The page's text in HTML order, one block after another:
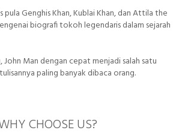
pula Genghis Khan, Kublai Khan, dan Attila the
biografi tokoh legendaris dalam sejarah
Man dengan cepat menjadi salah satu
paling banyak dibaca orang.
CHOOSE US?